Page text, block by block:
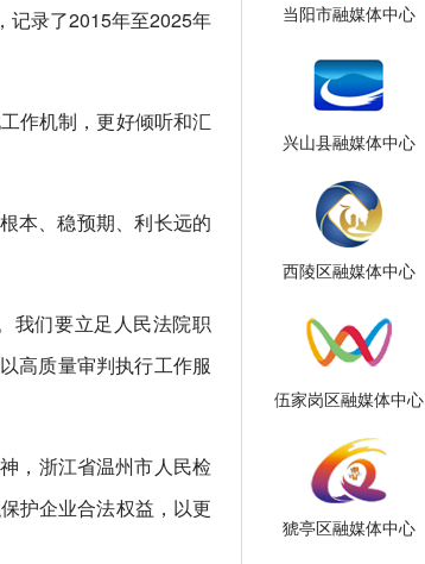
记录了2015年至2025年
作机制，更好倾听和汇
本、稳预期、利长远的
我们要立足人民法院职
高质量审判执行工作服
，浙江省温州市人民检
护企业合法权益，以更
当阳市融媒体中心
兴山县融媒体中心
西陵区融媒体中心
伍家岗区融媒体中心
猇亭区融媒体中心